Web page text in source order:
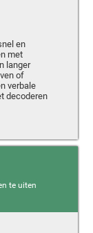
en
met
langer
of
verbale
decoderen
te uiten